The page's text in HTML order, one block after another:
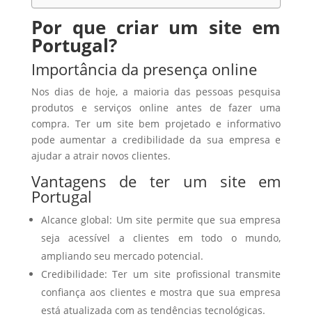
Por que criar um site em
Portugal?
Importância da presença online
Nos dias de hoje, a maioria das pessoas pesquisa
produtos e serviços online antes de fazer uma
compra. Ter um site bem projetado e informativo
pode aumentar a credibilidade da sua empresa e
ajudar a atrair novos clientes.
Vantagens de ter um site em
Portugal
Alcance global: Um site permite que sua empresa
seja acessível a clientes em todo o mundo,
ampliando seu mercado potencial.
Credibilidade: Ter um site profissional transmite
confiança aos clientes e mostra que sua empresa
está atualizada com as tendências tecnológicas.